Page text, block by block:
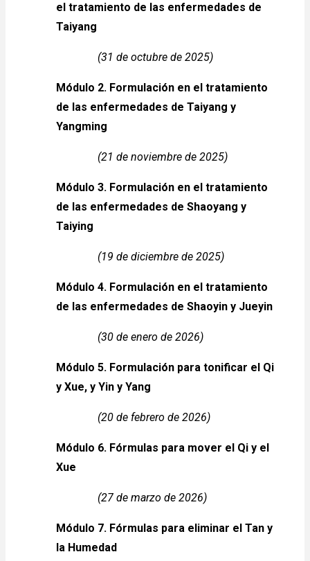
el tratamiento de las enfermedades de
Taiyang
(31 de octubre de 2025)
Módulo 2. Formulación en el tratamiento
de las enfermedades de Taiyang y
Yangming
(21 de noviembre de 2025)
Módulo 3. Formulación en el tratamiento
de las enfermedades de Shaoyang y
Taiying
(19 de diciembre de 2025)
Módulo 4. Formulación en el tratamiento
de las enfermedades de Shaoyin y Jueyin
(30 de enero de 2026)
Módulo 5. Formulación para tonificar el Qi
y Xue, y Yin y Yang
(20 de febrero de 2026)
Módulo 6. Fórmulas para mover el Qi y el
Xue
(27 de marzo de 2026)
Módulo 7. Fórmulas para eliminar el Tan y
la Humedad